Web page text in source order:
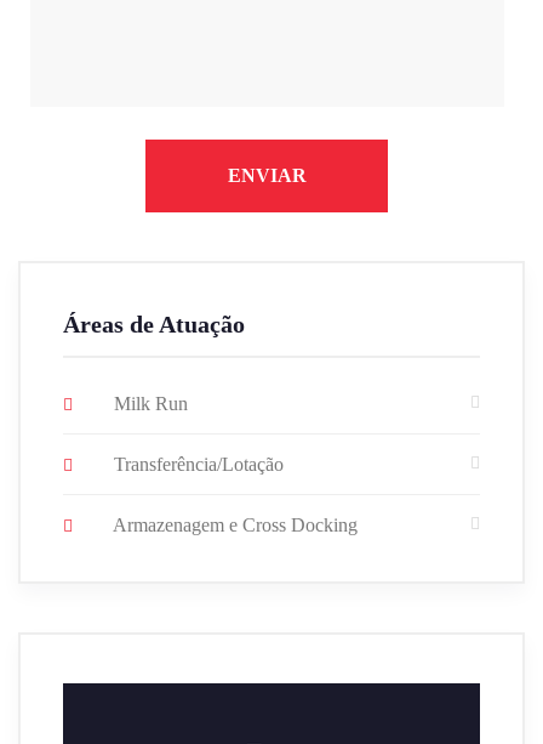
Áreas de Atuação
Milk Run
Transferência/Lotação
Armazenagem e Cross Docking